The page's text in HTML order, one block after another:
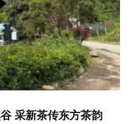
采新茶传东方茶韵